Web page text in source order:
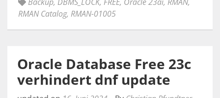
RMAN Catalog, RMAN-01005
Oracle Database Free 23c
verhindert dnf update